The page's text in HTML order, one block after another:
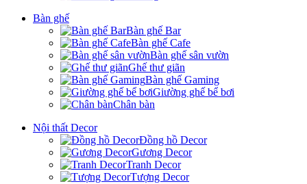
Bàn ghế
Bàn ghế Bar
Bàn ghế Cafe
Bàn ghế sân vườn
Ghế thư giãn
Bàn ghế Gaming
Giường ghế bể bơi
Chân bàn
Nội thất Decor
Đồng hồ Decor
Gương Decor
Tranh Decor
Tượng Decor